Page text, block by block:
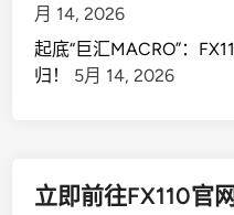
月 14, 2026
起底“巨汇MACRO”：
归！
5月 14, 2026
立即前往FX110官网